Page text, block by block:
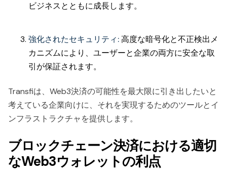
ビジネスとともに成長します。
強化されたセキュリティ:高度な暗号化と不正検出メ
カニズムにより、ユーザーと企業の両方に安全な取
引が保証されます。
Transfiは、Web3決済の可能性を最大限に引き出したいと
考えている企業向けに、それを実現するためのツールとイ
ンフラストラクチャを提供します。
ブロックチェーン決済における適切
なWeb3ウォレットの利点